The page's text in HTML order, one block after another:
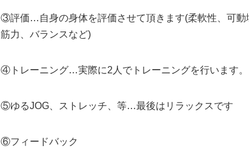
③評価…自身の身体を評価させて頂きます(柔軟性、可動
筋力、バランスなど)
④トレーニング…実際に2人でトレーニングを行います。
⑤ゆるJOG、ストレッチ、等…最後はリラックスです
⑥フィードバック